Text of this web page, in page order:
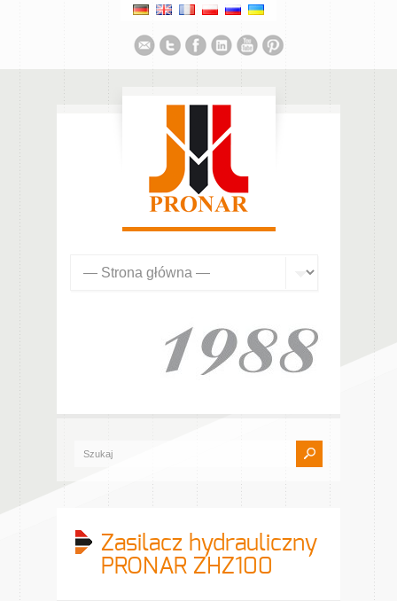
Zasilacz hydrauliczny
PRONAR ZHZ100